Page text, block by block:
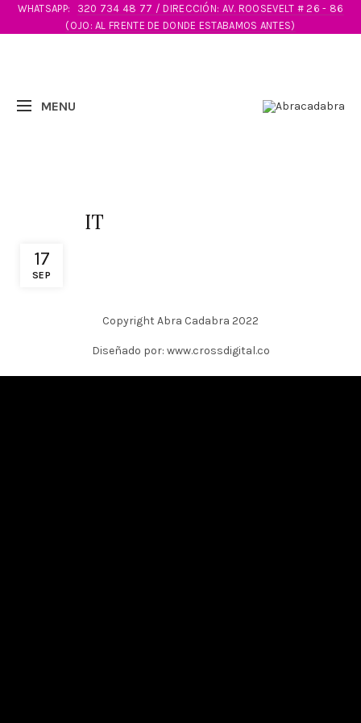
WHATSAPP:
320 734 48 77 / DIRECCIÓN: AV. ROOSEVELT # 26 - 86
(OJO: AL FRENTE DE DONDE ESTABAMOS ANTES)
17
SEP
IT
Copyright Abra Cadabra 2022
Diseñado por: www.crossdigital.co